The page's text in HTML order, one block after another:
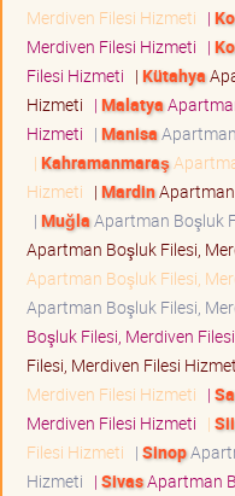
Merdiven Filesi Hizmeti |
Merdiven Filesi Hizmeti |
Filesi Hizmeti | Kütahya
Hizmeti | Malatya
Hizmeti | Manisa
| Kahramanmaraş
Hizmeti | MardinApartman
| MuğlaApartman Boşluk
Apartman Boşluk Filesi,
Apartman Boşluk Filesi,
Apartman Boşluk Filesi,
Boşluk Filesi, Merdiven
Filesi, Merdiven Filesi
Merdiven Filesi Hizmeti |
Merdiven Filesi Hizmeti |
Filesi Hizmeti | Sinop
Hizmeti | SivasApartman